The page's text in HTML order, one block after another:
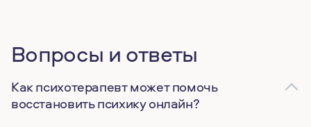
Вопросы и ответы
Как психотерапевт может помочь
восстановить психику онлайн?